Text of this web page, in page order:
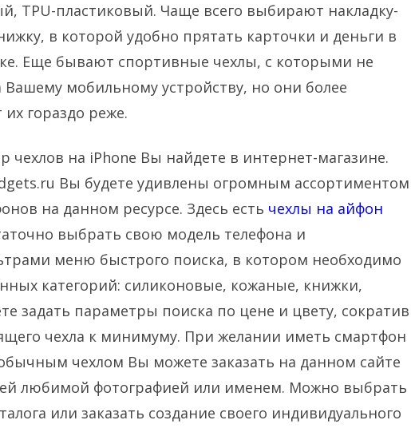
ТPU-пластиковый. Чаще всего выбирают накладку-
в которой удобно прятать карточки и деньги в
Еще бывают спортивные чехлы, с которыми не
мобильному устройству, но они более
гораздо реже.
на iPhone Вы найдете в интернет-магазине.
Вы будете удивлены огромным ассортиментом
на данном ресурсе. Здесь есть чехлы на айфон
выбрать свою модель телефона и
меню быстрого поиска, в котором необходимо
категорий: силиконовые, кожаные, книжки,
задать параметры поиска по цене и цвету, сократив
чехла к минимуму. При желании иметь смартфон
чехлом Вы можете заказать на данном сайте
любимой фотографией или именем. Можно выбрать
или заказать создание своего индивидуального